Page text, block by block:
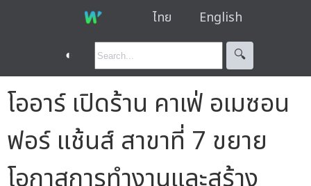
ไทย English
◐ 🔍︎
โออาร์ เปิดร้าน คาเฟ่ อเมซอน
ฟอร์ แช้นส์ สาขาที่ 7 ขยาย